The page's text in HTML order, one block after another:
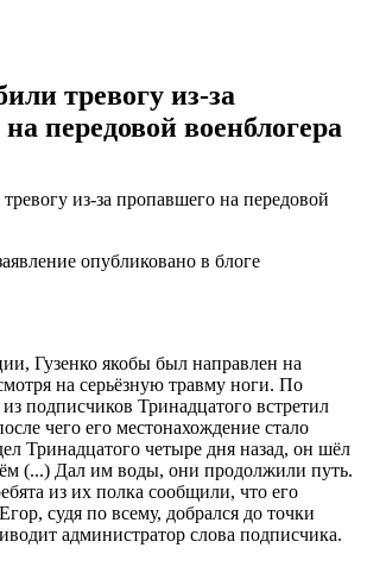
тревогу из-за
передовой военблогера
опубликовано в блоге
Гузенко якобы был направлен на
на серьёзную травму ноги. По
подписчиков Тринадцатого встретил
чего его местонахождение стало
Тринадцатого четыре дня назад, он шёл
(...) Дал им воды, они продолжили путь.
из их полка сообщили, что его
судя по всему, добрался до точки
администратор слова подписчика.